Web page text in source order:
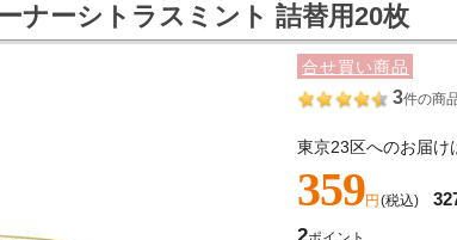
ナーシトラスミント 詰替用20枚
合せ買い商品
3件の商
東京23区へのお届け
359円 (税込)